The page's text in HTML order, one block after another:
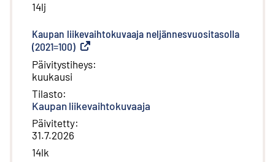
14lj
Kaupan liikevaihtokuvaaja neljännesvuositasolla
(2021=100) Ulkoinen linkki
Päivitystiheys:
kuukausi
Tilasto:
Kaupan liikevaihtokuvaaja
Päivitetty:
31.7.2026
14lk